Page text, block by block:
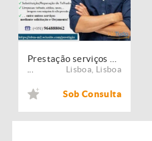
Lisboa Lisboa
Sob Consulta